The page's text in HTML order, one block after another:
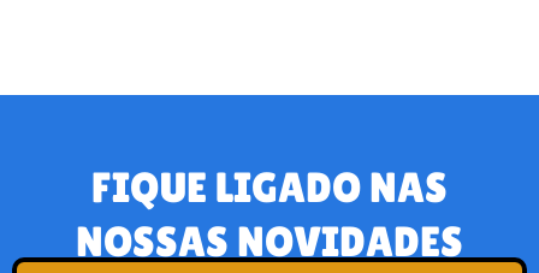
FIQUE LIGADO NAS
NOSSAS NOVIDADES